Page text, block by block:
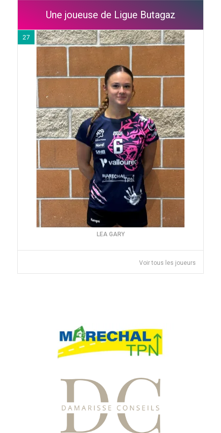
Une joueuse de Ligue Butagaz
27
LEA GARY
Voir tous les joueurs